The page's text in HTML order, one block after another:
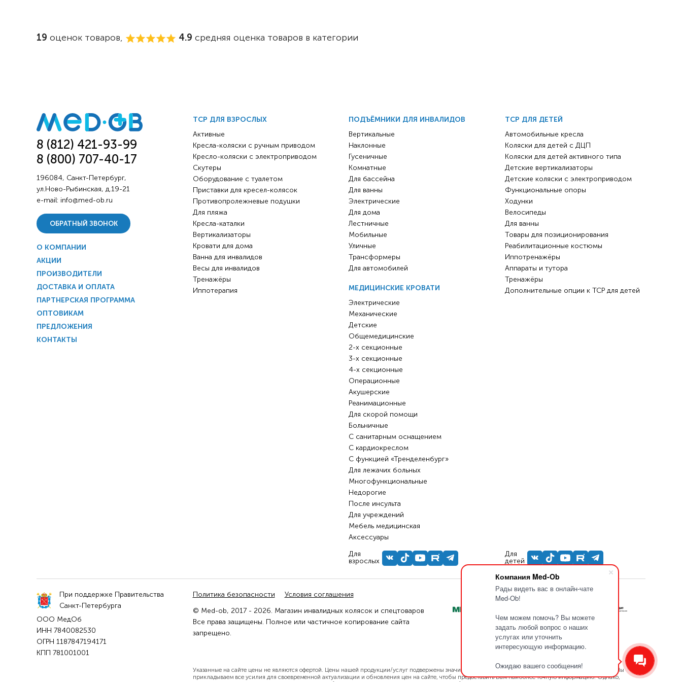
Компания Med-Ob
Рады видеть вас в онлайн-чате
Med-Ob!
Чем можем помочь? Вы можете
задать любой вопрос о наших
услугах или уточнить
интересующую информацию.
Ожидаю вашего сообщения!
Кресла-каталки
Кровати для дома
Ванна для инвалидов
Для ванны
Мобильные
Трансформеры
19 оценок товаров, 4.9 средняя оценка товаров в категории
8 (812) 421-93-99
8 (800) 707-40-17
196084, Санкт-Петербург,
ул.Ново-Рыбинская, д.19-21
e-mail: info@med-ob.ru
ОБРАТНЫЙ ЗВОНОК
О КОМПАНИИ
АКЦИИ
ПРОИЗВОДИТЕЛИ
ДОСТАВКА И ОПЛАТА
ПАРТНЕРСКАЯ ПРОГРАММА
ОПТОВИКАМ
ПРЕДЛОЖЕНИЯ
КОНТАКТЫ
ТСР ДЛЯ ВЗРОСЛЫХ
Активные
Кресла-коляски с ручным приводом
Кресло-коляски с электроприводом
Скутеры
Оборудование с туалетом
Приставки для кресел-колясок
Противопролежневые подушки
Для пляжа
Кресла-каталки
Вертикализаторы
Кровати для дома
Ванна для инвалидов
Весы для инвалидов
Тренажёры
Иппотерапия
ПОДЪЁМНИКИ ДЛЯ ИНВАЛИДОВ
Вертикальные
Наклонные
Гусеничные
Комнатные
Для бассейна
Для ванны
Электрические
Для дома
Лестничные
Мобильные
Уличные
Трансформеры
Для автомобилей
МЕДИЦИНСКИЕ КРОВАТИ
Электрические
Механические
Детские
Общемедицинские
2-х секционные
3-х секционные
4-х секционные
Операционные
Акушерские
Реанимационные
Для скорой помощи
Больничные
С санитарным оснащением
С кардиокреслом
С функцией «Тренделенбург»
Для лежачих больных
Многофункциональные
Недорогие
После инсульта
Для учреждений
Мебель медицинская
Аксессуары
Для
взрослых
ТСР ДЛЯ ДЕТЕЙ
Автомобильные кресла
Коляски для детей с ДЦП
Коляски для детей активного типа
Детские вертикализаторы
Детские коляски с электроприводом
Функциональные опоры
Ходунки
Велосипеды
Для ванны
Товары для позиционирования
Реабилитационные костюмы
Иппотренажёры
Аппараты и тутора
Тренажёры
Дополнительные опции к ТСР для детей
Для
детей
При поддержке Правительства
Санкт-Петербурга
ООО МедОб
ИНН 7840082530
ОГРН 1187847194171
КПП 781001001
Политика безопасности
Условия соглашения
© Med-ob, 2017 - 2026. Магазин инвалидных колясок и спецтоваров
Все права защищены. Полное или частичное копирование сайта
запрещено.
Указанные на сайте цены не являются офертой. Цены нашей продукции/услуг подвержены значительным изменениям в связи с динамикой курса валют. Мы
прикладываем все усилия для своевременной актуализации и обновления цен на сайте, чтобы предоставить Вам наиболее точную информацию. Однако,